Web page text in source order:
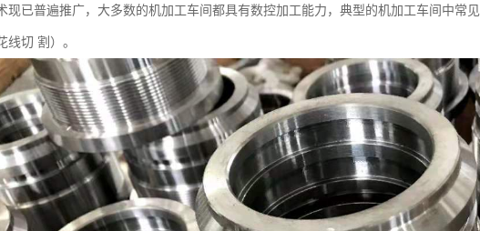
现已普遍推广，大多数的机加工车间都具有数控加工能力，典型的机加工车间中常
线切 割）。